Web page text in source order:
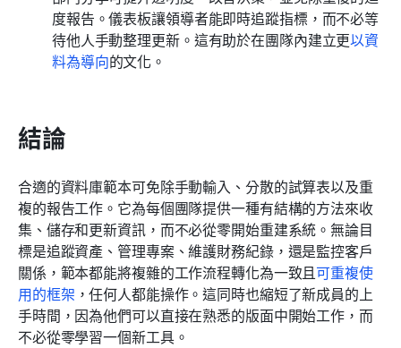
度報告。儀表板讓領導者能即時追蹤指標，而不必等
待他人手動整理更新。這有助於在團隊內建立更以資
料為導向的文化。
結論
合適的資料庫範本可免除手動輸入、分散的試算表以及重
複的報告工作。它為每個團隊提供一種有結構的方法來收
集、儲存和更新資訊，而不必從零開始重建系統。無論目
標是追蹤資產、管理專案、維護財務紀錄，還是監控客戶
關係，範本都能將複雜的工作流程轉化為一致且可重複使
用的框架 ，任何人都能操作。這同時也縮短了新成員的上
手時間，因為他們可以直接在熟悉的版面中開始工作，而
不必從零學習一個新工具。